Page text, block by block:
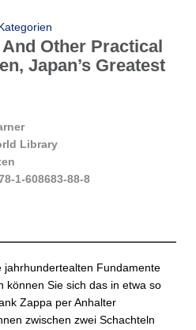
And Other Practical
Japan’s Greatest
Library
1-608683-88-8
jahrhundertealten Fundamente
können Sie sich das in etwa so
Zappa per Anhalter
zwischen zwei Schachteln